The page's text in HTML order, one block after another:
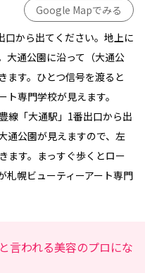
Google Mapでみる
から出てください。地上に
大通公園に沿って（大通公
ます。ひとつ信号を渡ると
専門学校が見えます。
線「大通駅」1番出口から出
通公園が見えますので、左
ます。まっすぐ歩くとロー
札幌ビューティーアート専門
言われる美容のプロにな